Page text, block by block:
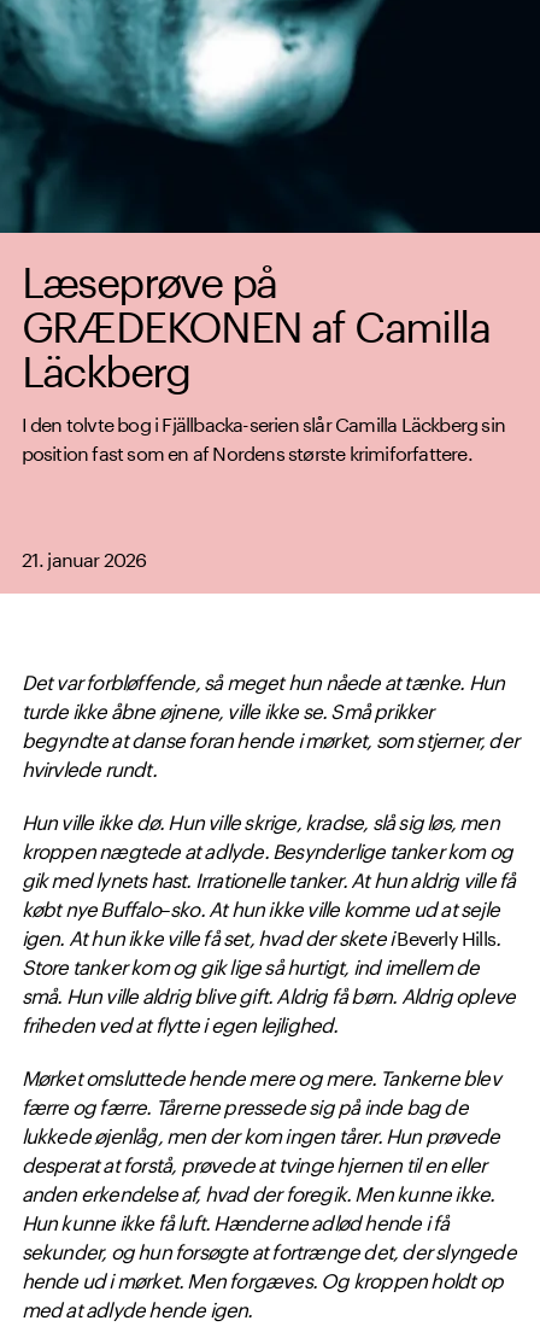
Læseprøve på
GRÆDEKONEN af Camilla
Läckberg
I den tolvte bog i Fjällbacka-serien slår Camilla Läckberg sin
position fast som en af Nordens største krimiforfattere.
21. januar 2026
Det var forbløffende, så meget hun nåede at tænke. Hun
turde ikke åbne øjnene, ville ikke se. Små prikker
begyndte at danse foran hende i mørket, som stjerner, der
hvirvlede rundt.
Hun ville ikke dø. Hun ville skrige, kradse, slå sig løs, men
kroppen nægtede at adlyde. Besynderlige tanker kom og
gik med lynets hast. Irrationelle tanker. At hun aldrig ville få
købt nye Buffalo–sko. At hun ikke ville komme ud at sejle
igen. At hun ikke ville få set, hvad der skete iBeverly Hills.
Store tanker kom og gik lige så hurtigt, ind imellem de
små. Hun ville aldrig blive gift. Aldrig få børn. Aldrig opleve
friheden ved at flytte i egen lejlighed.
Mørket omsluttede hende mere og mere. Tankerne blev
færre og færre. Tårerne pressede sig på inde bag de
lukkede øjenlåg, men der kom ingen tårer. Hun prøvede
desperat at forstå, prøvede at tvinge hjernen til en eller
anden erkendelse af, hvad der foregik. Men kunne ikke.
Hun kunne ikke få luft. Hænderne adlød hende i få
sekunder, og hun forsøgte at fortrænge det, der slyngede
hende ud i mørket. Men forgæves. Og kroppen holdt op
med at adlyde hende igen.